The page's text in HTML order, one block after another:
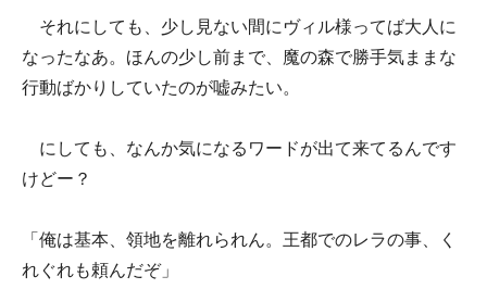
それにしても、少し見ない間にヴィル様ってば大人に
なったなあ。ほんの少し前まで、魔の森で勝手気ままな
行動ばかりしていたのが嘘みたい。
にしても、なんか気になるワードが出て来てるんです
けどー？
「俺は基本、領地を離れられん。王都でのレラの事、く
れぐれも頼んだぞ」